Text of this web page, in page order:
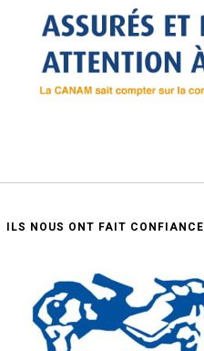
ILS NOUS ONT FAIT CONFIANCE